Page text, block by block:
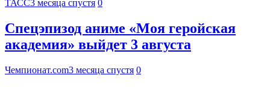
ТАСС3 месяца спустя 0
Спецэпизод аниме «Моя геройская
академия» выйдет 3 августа
Чемпионат.com3 месяца спустя 0